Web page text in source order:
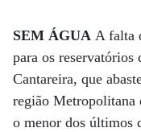
SEM ÁGUA A falta
para os reservatórios
Cantareira, que
região Metropolitana
o menor dos últimos